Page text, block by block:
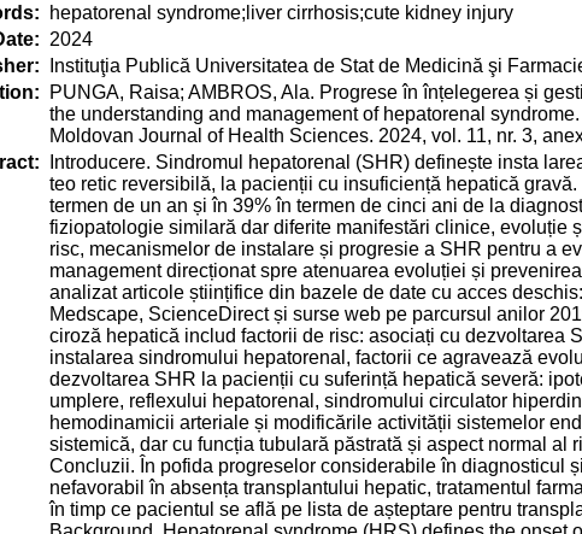
:
hepatorenal syndrome;liver cirrhosis;cute kidney injury
: 2024
:
Instituţia Publică Universitatea de Stat de Medicină şi
:
PUNGA, Raisa; AMBROS, Ala. Progrese în înțelegerea și
the understanding and management of hepatorenal
Moldovan Journal of Health Sciences. 2024, vol. 11, nr. 3,
:
Introducere. Sindromul hepatorenal (SHR) definește insta
teo retic reversibilă, la pacienții cu insuficiență hepatică
termen de un an și în 39% în termen de cinci ani de la
fiziopatologie similară dar diferite manifestări clinice, evoluție
risc, mecanismelor de instalare și progresie a SHR pentru a
management direcționat spre atenuarea evoluției și
analizat articole științifice din bazele de date cu acces
Medscape, ScienceDirect și surse web pe parcursul anilor
ciroză hepatică includ factorii de risc: asociați cu dezvoltarea
instalarea sindromului hepatorenal, factorii ce agravează
dezvoltarea SHR la pacienții cu suferință hepatică severă:
umplere, reflexului hepatorenal, sindromului circulator
hemodinamicii arteriale și modificările activității sistemelor
sistemică, dar cu funcția tubulară păstrată și aspect normal
Concluzii. În pofida progreselor considerabile în diagnosticul
nefavorabil în absența transplantului hepatic, tratamentul
în timp ce pacientul se află pe lista de așteptare pentru